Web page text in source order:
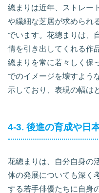
總まりは近年、ストレー
や繊細な芝居が求められ
でいます。花總まりは、
情を引き出してくれる作
總まりを常に若々しく保
でのイメージを壊すよう
示しており、表現の幅は
4-3. 後進の育成や日
花總まりは、自分自身の
体の発展についても深く
する若手俳優たちに自身